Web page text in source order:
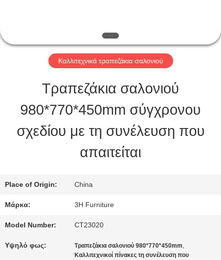
ΈΛΕΓΧΟΣ
ΖΗΤΉΣΤΕ
SITEMAP
PRIVACY
Καλλιτεχνικά τραπεζάκια σαλονιού
Τραπεζάκια σαλονιού
980*770*450mm σύγχρονου
σχεδίου με τη συνέλευση που
απαιτείται
Place of Origin: China
Μάρκα: 3H Furniture
Model Number: CT23020
Υψηλό φως: Τραπεζάκια σαλονιού 980*770*450mm,
Καλλιτεχνικοί πίνακες τη συνέλευση που